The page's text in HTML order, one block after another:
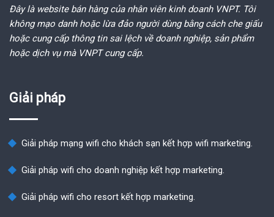
Đây là website bán hàng của nhân viên kinh doanh VNPT. Tôi
không mạo danh hoặc lừa đảo người dùng bằng cách che giấu
hoặc cung cấp thông tin sai lệch về doanh nghiệp, sản phẩm
hoặc dịch vụ mà VNPT cung cấp.
Giải pháp
Giải pháp mạng wifi cho khách sạn kết hợp wifi marketing.
Giải pháp wifi cho doanh nghiệp kết hợp marketing.
Giải pháp wifi cho resort kết hợp marketing.